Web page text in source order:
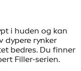
i huden og kan
dypere rynker
bedres. Du finner
Filler-serien.